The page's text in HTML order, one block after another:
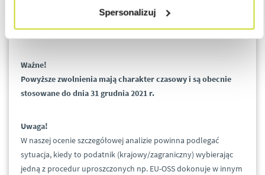
Spersonalizuj
wynika, jakiej konkretnie czynności dotyczyła i na czyją rzecz
została dokonana (dane nabywcy, w tym jego adres).
Ważne!
Powyższe zwolnienia mają charakter czasowy i są obecnie
stosowane do dnia 31 grudnia 2021 r.
Uwaga!
W naszej ocenie szczegółowej analizie powinna podlegać
sytuacja, kiedy to podatnik (krajowy/zagraniczny) wybierając
jedną z procedur uproszczonych np. EU-OSS dokonuje w innym